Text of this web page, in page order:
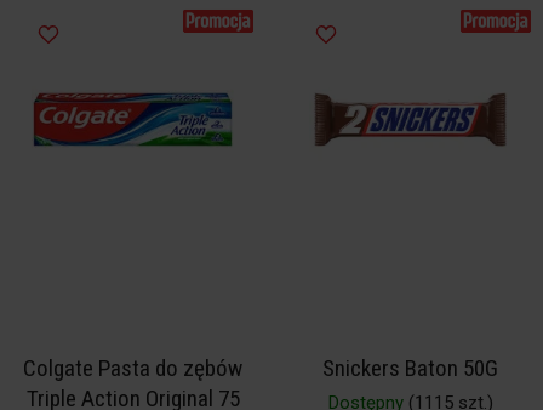
Colgate Pasta do zębów
Triple Action Original 75
Snickers Baton 50G
Dostępny(1115 szt.)